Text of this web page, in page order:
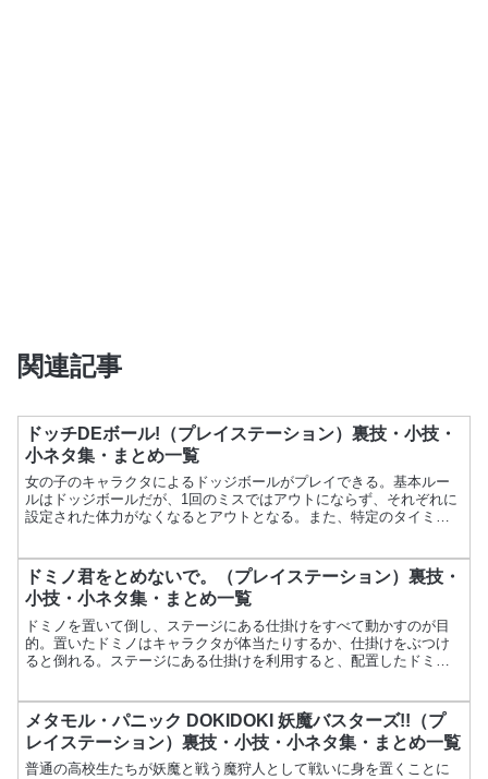
関連記事
ドッチDEボール!（プレイステーション）裏技・小技・
小ネタ集・まとめ一覧
女の子のキャラクタによるドッジボールがプレイできる。基本ルー
ルはドッジボールだが、1回のミスではアウトにならず、それぞれに
設定された体力がなくなるとアウトとなる。また、特定のタイミン
ドミノ君をとめないで。（プレイステーション）裏技・
小技・小ネタ集・まとめ一覧
ドミノを置いて倒し、ステージにある仕掛けをすべて動かすのが目
的。置いたドミノはキャラクタが体当たりするか、仕掛けをぶつけ
ると倒れる。ステージにある仕掛けを利用すると、配置したドミノ
メタモル・パニック DOKIDOKI 妖魔バスターズ!!（プ
レイステーション）裏技・小技・小ネタ集・まとめ一覧
普通の高校生たちが妖魔と戦う魔狩人として戦いに身を置くことに